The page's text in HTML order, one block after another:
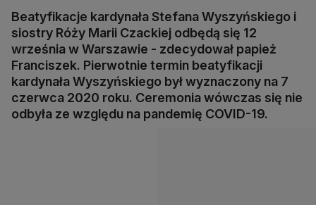
Beatyfikacje kardynała Stefana Wyszyńskiego i
siostry Róży Marii Czackiej odbędą się 12
września w Warszawie - zdecydował papież
Franciszek. Pierwotnie termin beatyfikacji
kardynała Wyszyńskiego był wyznaczony na 7
czerwca 2020 roku. Ceremonia wówczas się nie
odbyła ze względu na pandemię COVID-19.